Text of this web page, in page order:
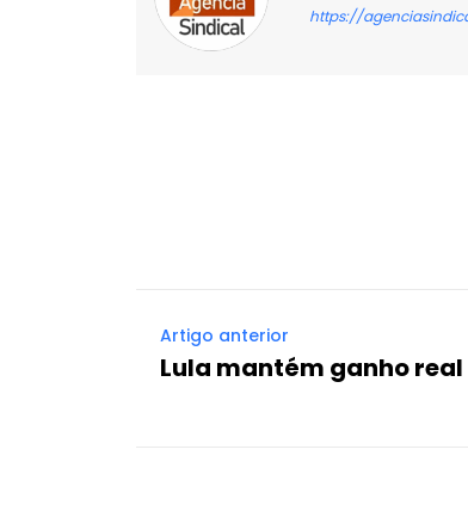
https://
Artigo anterior
Lula mantém ganho